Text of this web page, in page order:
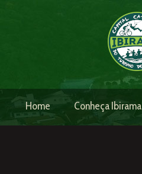
Home Conheça Ibirama